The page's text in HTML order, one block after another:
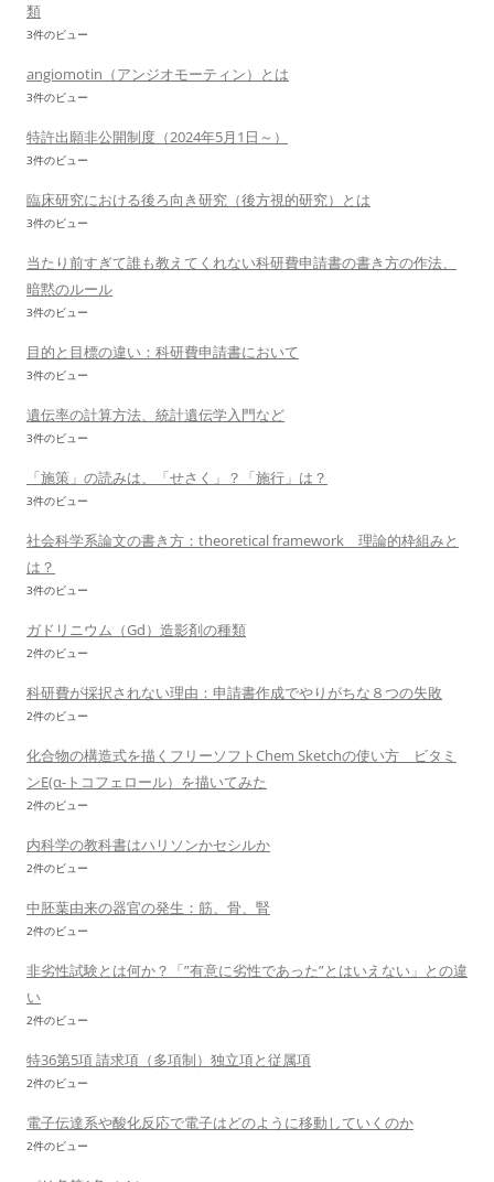
類
3件のビュー
angiomotin（アンジオモーティン）とは
3件のビュー
特許出願非公開制度（2024年5月1日～）
3件のビュー
臨床研究における後ろ向き研究（後方視的研究）とは
3件のビュー
当たり前すぎて誰も教えてくれない科研費申請書の書き方の作法、
暗黙のルール
3件のビュー
目的と目標の違い：科研費申請書において
3件のビュー
遺伝率の計算方法、統計遺伝学入門など
3件のビュー
「施策」の読みは、「せさく」？「施行」は？
3件のビュー
社会科学系論文の書き方：theoretical framework 理論的枠組みと
は？
3件のビュー
ガドリニウム（Gd）造影剤の種類
2件のビュー
科研費が採択されない理由：申請書作成でやりがちな８つの失敗
2件のビュー
化合物の構造式を描くフリーソフトChem Sketchの使い方 ビタミ
ンE(α-トコフェロール）を描いてみた
2件のビュー
内科学の教科書はハリソンかセシルか
2件のビュー
中胚葉由来の器官の発生：筋、骨、腎
2件のビュー
非劣性試験とは何か？「”有意に劣性であった”とはいえない」との違
い
2件のビュー
特36第5項 請求項（多項制）独立項と従属項
2件のビュー
電子伝達系や酸化反応で電子はどのように移動していくのか
2件のビュー